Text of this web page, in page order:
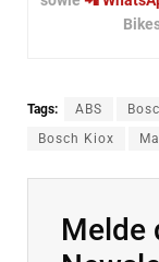
Tags: ABS
Bosch Kiox
Melde